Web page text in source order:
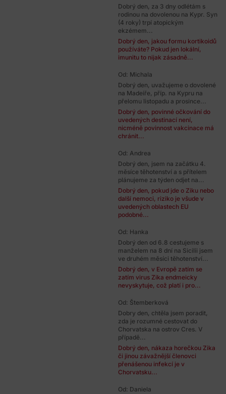
Dobrý den, za 3 dny odlétám s
rodinou na dovolenou na Kypr. Syn
(4 roky) trpí atopickým
ekzémem...
Dobrý den, jakou formu kortikoidů
používáte? Pokud jen lokální,
imunitu to nijak zásadně...
Od: Michala
Dobrý den, uvažujeme o dovolené
na Madeiře, příp. na Kypru na
přelomu listopadu a prosince...
Dobrý den, povinné očkování do
uvedených destinací není,
nicméně povinnost vakcinace má
chránit...
Od: Andrea
Dobrý den, jsem na začátku 4.
měsíce těhotenství a s přítelem
plánujeme za týden odjet na...
Dobrý den, pokud jde o Ziku nebo
další nemoci, riziko je všude v
uvedených oblastech EU
podobné...
Od: Hanka
Dobrý den od 6.8 cestujeme s
manželem na 8 dní na Sicilii jsem
ve druhém měsíci těhotenství...
Dobrý den, v Evropě zatím se
zatím virus Zika endmeicky
nevyskytuje, což platí i pro...
Od: Štemberková
Dobry den, chtěla jsem poradit,
zda je rozumné cestovat do
Chorvatska na ostrov Cres. V
případě...
Dobrý den, nákaza horečkou Zika
či jinou závažnější členovci
přenášenou infekcí je v
Chorvatsku...
Od: Daniela